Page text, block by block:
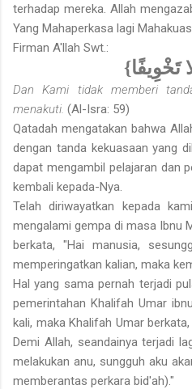
terhadap mereka. Allah
Yang Mahaperkasa lagi
Firman A'llah Swt.:
تَخْوِيفًا}
Dan Kami tidak memberi
mena­kuti. (Al-Isra: 59)
Qatadah mengatakan bahwa
dengan tanda kekuasaan yang
dapat mengambil pelajaran dan
kembali kepada-Nya.
Telah diriwayatkan kepada
mengalami gempa di masa Ibnu
berkata, "Hai manusia,
memperingatkan kalian, maka
Hal yang sama pernah terjadi
pemerin­tahan Khalifah Umar
kali, maka Khalifah Umar
Demi Allah, seandainya terjadi
melakukan anu, sungguh aku
memberantas perkara bid'ah)."